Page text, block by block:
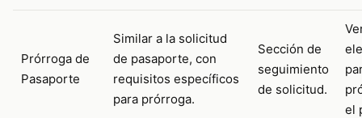
Prórroga de
Pasaporte
Similar a la solicitud
de pasaporte, con
requisitos específicos
para prórroga.
Sección de
seguimiento
de solicitud.
el